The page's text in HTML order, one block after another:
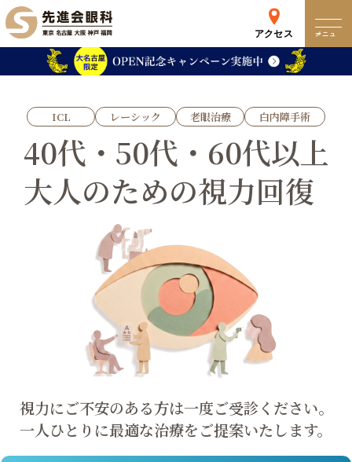
アクセス メニュー
来院検査WEB予約
予約専用ダイヤル
0120-049-113
受付時間 10:00-19:00
クリニック
東京 新宿
新宿区西新宿 名古屋市中区錦
詳細
ICL レーシック 老眼治療 白内障手術
40代・50代・60代以上
大人のための視力回復
視力にご不安のある方は一度ご受診ください。
一人ひとりに最適な治療をご提案いたします。